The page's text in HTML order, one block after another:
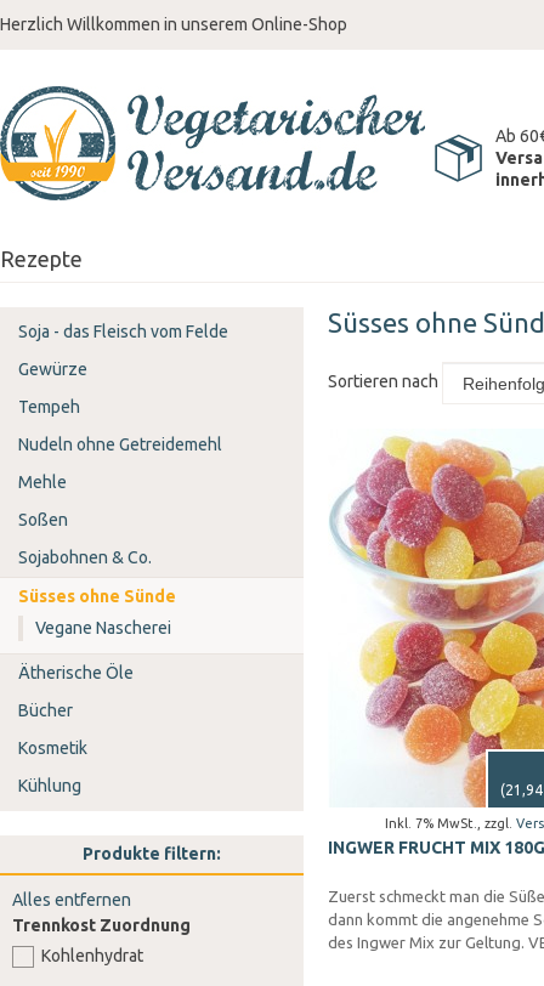
Herzlich Willkommen in unserem Online-Shop
Ab
Rezepte
Süsses ohne
Sortieren nach
Inkl. 7% MwSt. zzgl.
(
INGWER FRUCHT MIX 180G
Zuerst schmeckt man die
dann kommt die angenehme
des Ingwer Mix zur Geltung.
Soja - das Fleisch vom Felde
Gewürze
Tempeh
Nudeln ohne Getreidemehl
Mehle
Soßen
Sojabohnen & Co.
Süsses ohne Sünde
Vegane Nascherei
Ätherische Öle
Bücher
Kosmetik
Kühlung
Produkte filtern:
Alles entfernen
Trennkost Zuordnung
Kohlenhydrat